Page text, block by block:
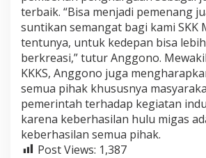
j
a
y
a
E
x
p
o
2
0
4
terbaik. “Bisa menjadi pemenang
suntikan semangat bagi kami SKK
tentunya, untuk kedepan bisa
berkreasi,” tutur Anggono.
KKKS, Anggono juga
semua pihak khususnya
pemerintah terhadap kegiatan
karena keberhasilan hulu migas
keberhasilan semua pihak.
Post Views: 1,387